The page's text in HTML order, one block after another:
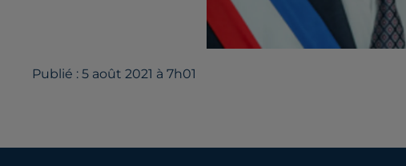
Publié : 5 août 2021 à 7h01